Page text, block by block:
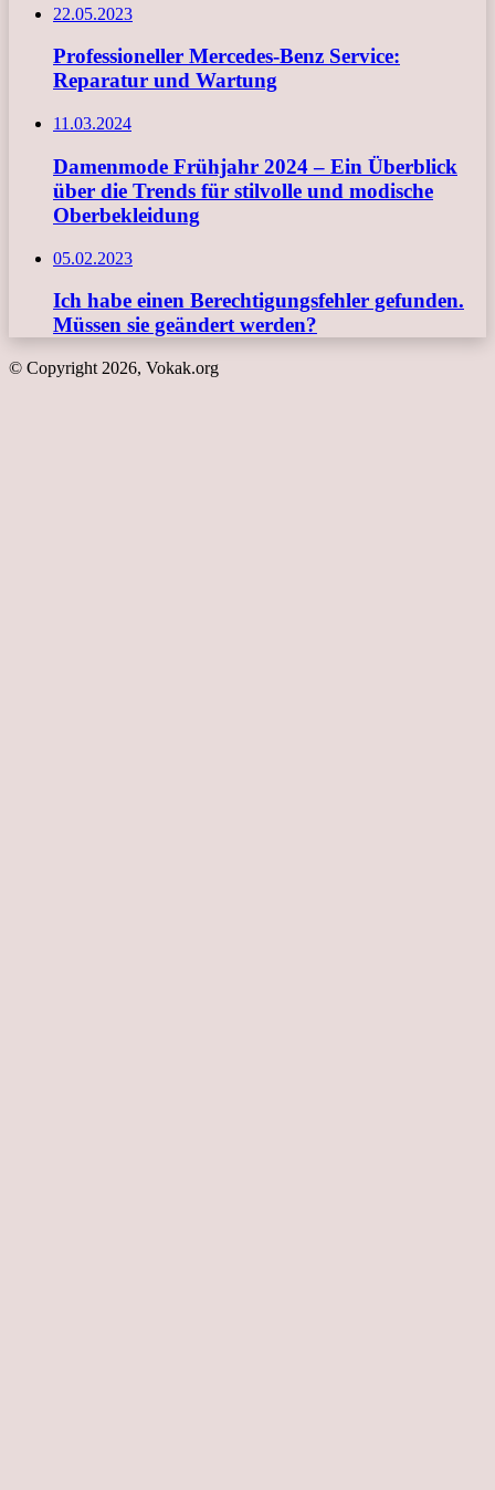
22.05.2023
Professioneller Mercedes-Benz Service:
Reparatur und Wartung
11.03.2024
Damenmode Frühjahr 2024 – Ein Überblick
über die Trends für stilvolle und modische
Oberbekleidung
05.02.2023
Ich habe einen Berechtigungsfehler gefunden.
Müssen sie geändert werden?
© Copyright 2026, Vokak.org